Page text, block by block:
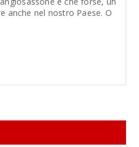
anche nel nostro Paese. O